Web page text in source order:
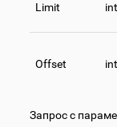
Limit
Offset
Запрос с